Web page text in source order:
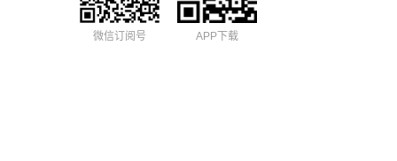
APP下载
微信订阅号